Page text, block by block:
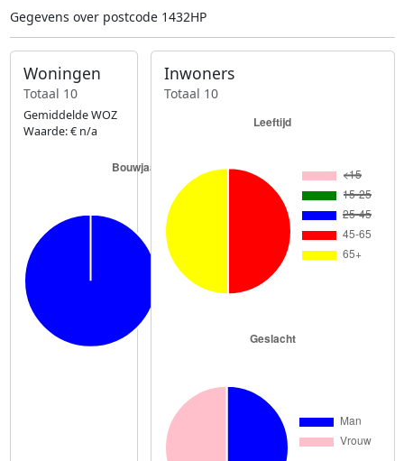
Gegevens over postcode 1432HP
Woningen
Totaal 10
Gemiddelde WOZ
Waarde: € n/a
Inwoners
Totaal 10